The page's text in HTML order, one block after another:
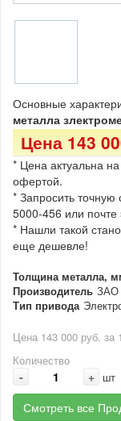
Основные
металла
Цена 143
* Цена актуальна
офертой.
* Запросить точную
5000-456 или
* Нашли такой
еще дешевле!
Толщина металла,
Производитель ЗАО
Тип привода
Цена 143 000 руб. за
Количество
- + шт
Смотреть все